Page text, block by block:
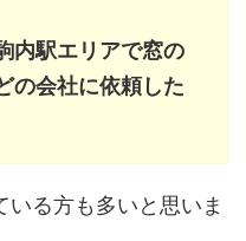
内駅エリアで窓の
の会社に依頼した
る方も多いと思いま